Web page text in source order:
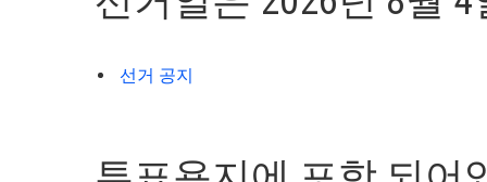
선거 공지